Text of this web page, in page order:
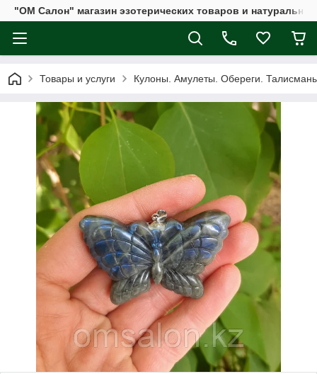
"ОМ Салон" магазин эзотерических товаров и
Товары и услуги Кулоны. Амулеты. Обереги.